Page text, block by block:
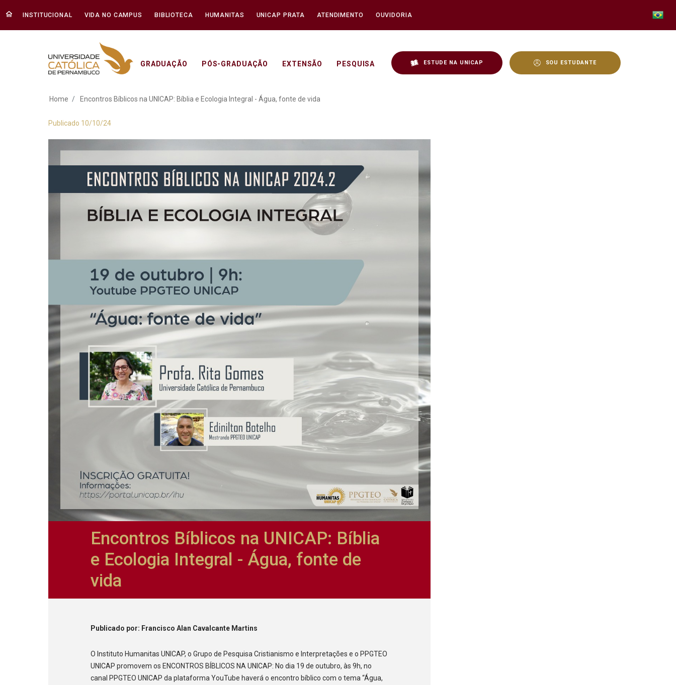
INSTITUCIONAL VIDA NO CAMPUS BIBLIOTECA HUMANITAS UNICAP PRATA ATENDIMENTO OUVIDORIA
GRADUAÇÃO PÓS-GRADUAÇÃO EXTENSÃO PESQUISA ESTUDE NA UNICAP SOU ESTUDANTE
Encontros Bíblicos na UNICAP: Bíblia e Ecologia Integral - Água,
Home Encontros Bíblicos na UNICAP: Bíblia e Ecologia Integral - Água, fonte de vida
Publicado 10/10/24
Encontros Bíblicos na UNICAP: Bíblia
e Ecologia Integral - Água, fonte de
vida
Publicado por: Francisco Alan Cavalcante Martins
O Instituto Humanitas UNICAP, o Grupo de Pesquisa Cristianismo e Interpretações e o PPGTEO
UNICAP promovem os ENCONTROS BÍBLICOS NA UNICAP: No dia 19 de outubro, às 9h, no
canal PPGTEO UNICAP da plataforma YouTube haverá o encontro bíblico com o tema “Água,